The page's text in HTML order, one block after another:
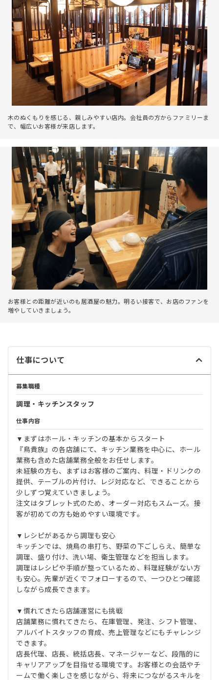
木のぬくもりを感じる、親しみやすい店内。会社員の方からファミリーま
で、幅広いお客様が来店します。
お客様との距離が近いのも居酒屋の魅力。明るい接客で、お店のファンを
増やしていきましょう。
仕事について
募集職種
調理・キッチンスタッフ
仕事内容
▼まずはホール・キッチンの基本からスタート
『鳥貴族』の各店舗にて、キッチン業務を中心に、ホール
業務も含めた店舗業務全般をお任せします。
未経験の方も、まずはお客様のご案内、料理・ドリンクの
提供、テーブルの片付け、レジ対応など、できることから
少しずつ覚えていきましょう。
注文はタブレット式のため、オーダー対応もスムーズ。接
客が初めての方も始めやすい環境です。
▼レシピがあるから調理も安心
キッチンでは、焼鳥の串打ち、野菜の下ごしらえ、簡単な
調理、盛り付け、洗い場、衛生管理などを担当します。
調理はレシピや手順が整っているため、料理経験がない方
も安心。先輩が近くでフォローするので、一つひとつ確認
しながら成長できます。
▼慣れてきたら店舗運営にも挑戦
店舗業務に慣れてきたら、在庫管理、発注、シフト管理、
アルバイトスタッフの育成、売上管理などにもチャレンジ
できます。
店長代理、店長、統括店長、マネージャーなど、段階的に
キャリアアップを目指せる環境です。お客様との会話やチ
ームで働く楽しさを感じながら、将来につながるスキルを